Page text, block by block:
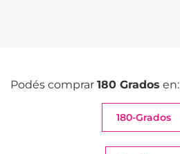
Podés comprar 180 Grados en:
180-Grados